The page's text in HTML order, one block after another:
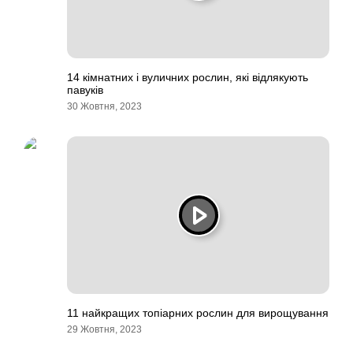
14 кімнатних і вуличних рослин, які відлякують
павуків
30 Жовтня, 2023
11 найкращих топіарних рослин для вирощування
29 Жовтня, 2023